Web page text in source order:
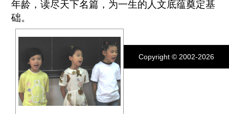
年龄，读尽天下名篇，为一生的人文底蕴奠定基
础。
Copyright © 2002-2026